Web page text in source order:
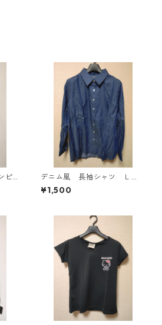
ピ
デニム風 長袖シャツ Ｌ
Ｌ ブルー KAE-4801
¥1,500